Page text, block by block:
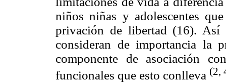
niños niñas y adolescentes
privación de libertad (16).
consideran de importancia la
componente de asociación
funcionales que esto conlleva (2,